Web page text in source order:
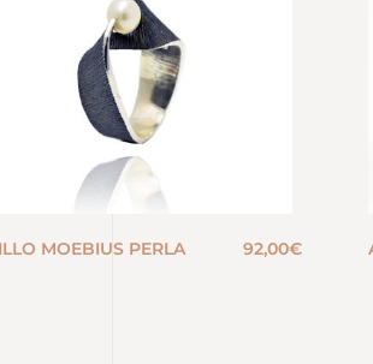
MOEBIUS PERLA 92,00€